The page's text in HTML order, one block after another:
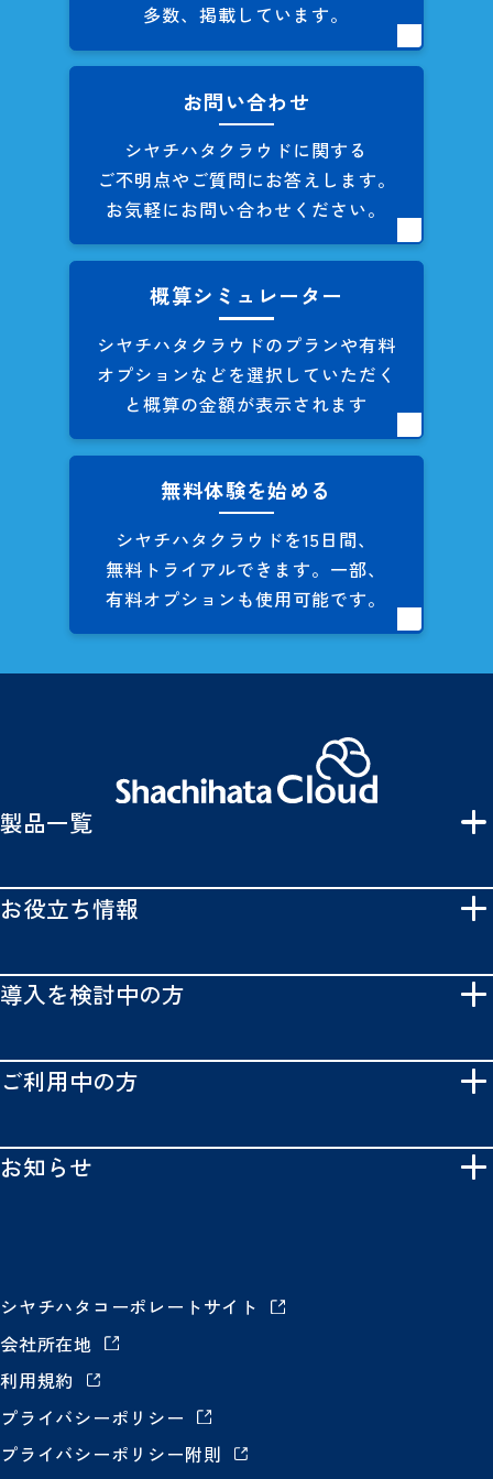
多数、掲載しています。
お問い合わせ
シヤチハタクラウドに関する
ご不明点やご質問にお答えします。
お気軽にお問い合わせください。
概算シミュレーター
シヤチハタクラウドのプランや有料
オプションなどを選択していただく
と概算の金額が表示されます
無料体験を始める
シヤチハタクラウドを15日間、
無料トライアルできます。 一部、
有料オプションも使用可能です。
製品一覧
お役立ち情報
導入を検討中の方
ご利用中の方
お知らせ
シヤチハタコーポレートサイト
会社所在地
利用規約
プライバシーポリシー
プライバシーポリシー附則